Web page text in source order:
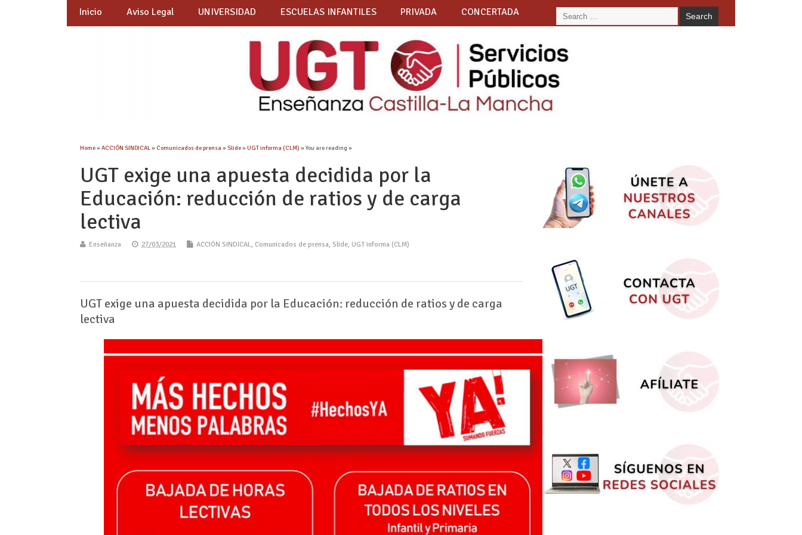
Inicio Aviso Legal UNIVERSIDAD ESCUELAS INFANTILES PRIVADA CONCERTADA
Home»ACCIÓN SINDICAL» Comunicados de prensa »Slide»UGT informa (CLM) » You are reading »
UGT exige una apuesta decidida por la
Educación: reducción de ratios y de carga
lectiva
Enseñanza 27/03/2021 ACCIÓN SINDICAL, Comunicados de prensa, Slide, UGT informa (CLM)
UGT exige una apuesta decidida por la Educación: reducción de ratios y de carga
lectiva